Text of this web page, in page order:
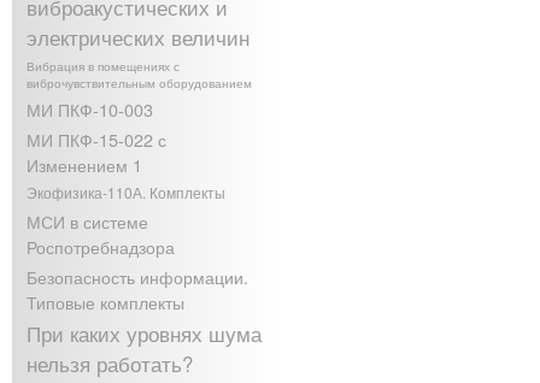
виброакустических и
электрических величин
Вибрация в помещениях с
виброчувствительным оборудованием
МИ ПКФ-10-003
МИ ПКФ-15-022 с
Изменением 1
Экофизика-110А. Комплекты
МСИ в системе
Роспотребнадзора
Безопасность информации.
Типовые комплекты
При каких уровнях шума
нельзя работать?